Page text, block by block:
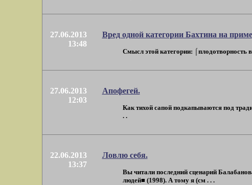
27.06.2013
13:48
Вред одной категории Бахтина на
Смысл этой категории: ⌠плодотворность
27.06.2013
12:03
Апофегей.
Как тихой сапой подкапываются под
. .
22.06.2013
13:37
Ловлю себя.
Вы читали последний сценарий
людей■ (1998). А тому я (см . . .